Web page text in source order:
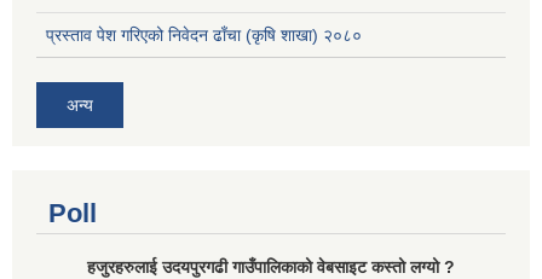
प्रस्ताव पेश गरिएको निवेदन ढाँचा (कृषि शाखा) २०८०
अन्य
Poll
हजुरहरुलाई उदयपुरगढी गाउँपालिकाको वेबसाइट कस्तो लग्यो ?